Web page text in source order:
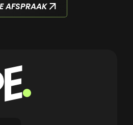
AFSPRAAK